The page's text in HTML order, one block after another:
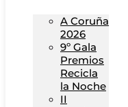
A Coruña
2026
9º Gala
Premios
Recicla
la Noche
II